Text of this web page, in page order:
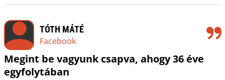
TÓTH MÁTÉ
Facebook
Megint be vagyunk csapva, ahogy 36 éve
egyfolytában